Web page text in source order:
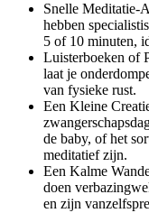
Snelle Meditatie-
hebben
5 of 10 minuten,
Luisterboeken of
laat je
van fysieke rust.
Een Kleine
de baby, of het
meditatief zijn.
Een Kalme
doen
en zijn